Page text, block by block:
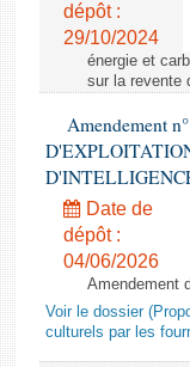
dépôt :
29/10/2024
énergie et
sur la revente
Amendement
Date de
dépôt :
04/06/2026
Amendement
Voir le dossier
culturels par les